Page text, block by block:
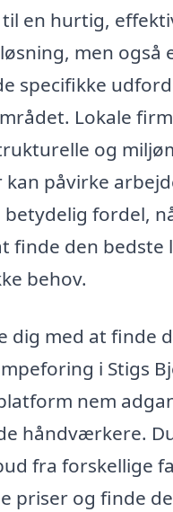
en hurtig,
men også
specifikke
Lokale
og
påvirke
fordel,
finde den bedste
behov.
dig med at finde
i Stigs
nem
håndværkere.
fra forskellige
priser og finde